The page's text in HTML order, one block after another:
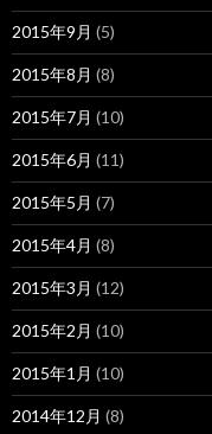
2015年9月 (5)
2015年8月 (8)
2015年7月 (10)
2015年6月 (11)
2015年5月 (7)
2015年4月 (8)
2015年3月 (12)
2015年2月 (10)
2015年1月 (10)
2014年12月 (8)